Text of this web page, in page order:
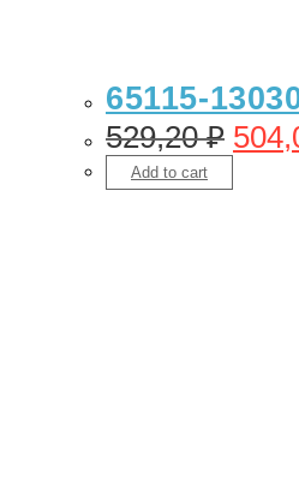
65115-
529,20₽
Add to cart